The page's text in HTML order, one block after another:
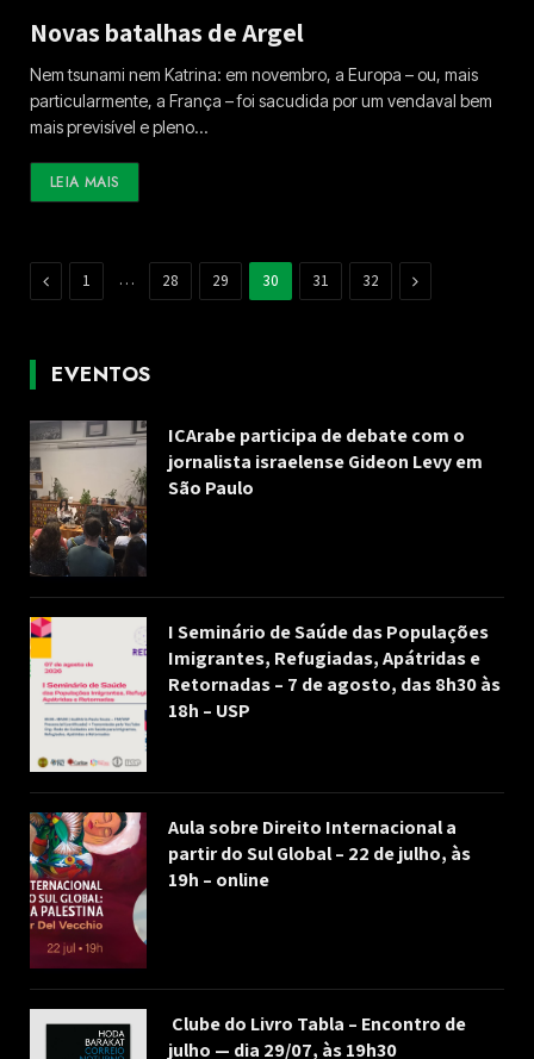
Novas batalhas de Argel
Nem tsunami nem Katrina: em novembro, a Europa – ou, mais
particularmente, a França – foi sacudida por um vendaval bem
mais previsível e pleno…
LEIA MAIS
Previous
1 … 28 29 30 31 32 Next
EVENTOS
ICArabe participa de debate com o
jornalista israelense Gideon Levy em
São Paulo
I Seminário de Saúde das Populações
Imigrantes, Refugiadas, Apátridas e
Retornadas – 7 de agosto, das 8h30 às
18h – USP
Aula sobre Direito Internacional a
partir do Sul Global – 22 de julho, às
19h – online
Clube do Livro Tabla – Encontro de
julho — dia 29/07, às 19h30